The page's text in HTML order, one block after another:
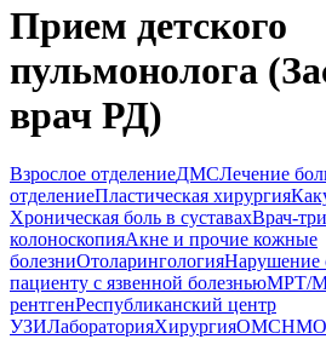
Прием детского
пульмонолога
врач РД)
Взрослое отделениеДМСЛечение
отделениеПластическая хирургия
Хроническая боль в суставахВрач-
колоноскопияАкне и прочие кожные
болезниОтоларингологияНарушение
пациенту с язвенной болезньюМРТ/
рентгенРеспубликанский центр
УЗИЛабораторияХирургияОМСНМО